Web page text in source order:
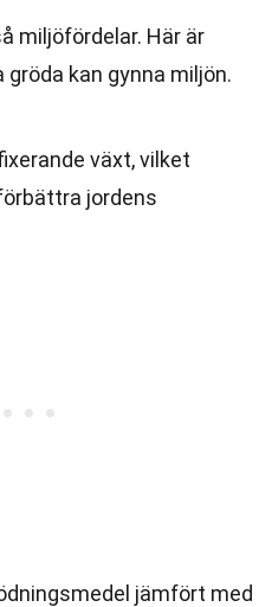
miljöfördelar. Här är
kan gynna miljön.
växt, vilket
jordens
jämfört med